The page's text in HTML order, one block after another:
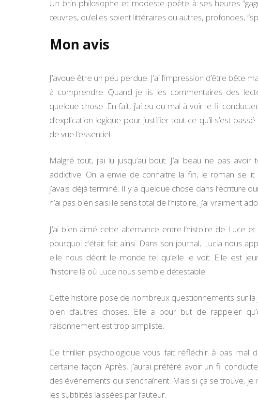
Un brin philosophe et modeste poète à ses heures
œuvres, qu’elles soient littéraires ou autres, profondes,
Mon avis
J’avoue être un peu perdue. J’ai l’impression d’être bête
à comprendre. Quand je lis les commentaires des
quelque chose. En fait, j’ai eu du mal à voir le fil
d’explication logique pour justifier tout ce qu’il s’est
de vue l’essentiel.
Malgré tout, j’ai lu jusqu’au bout. J’ai beau ne pas
addictive. On a envie de connaitre la fin, le roman se
j’avais déjà terminé. Il y a quelque chose dans l’écriture
n’ai pas bien saisi le sens total de l’histoire, j’ai vraiment
J’ai bien aimé cette alternance entre l’histoire de Luce
pourquoi c’était fait ainsi. Dans son journal, Lucia nous
elle nous décrit le monde tel qu’elle le voit. Elle est
l’histoire là où Luce nous semble détestable.
Cette histoire pose de nombreux questionnements sur
bien d’autres choses. Elle a pour but de rappeler
raisonnement est trop simpliste.
Ce thriller psychologique vous fait réfléchir à pas mal
certaine façon. Après, j’aurai préféré avoir un fil
des événements qui s’enchaînent. Mais si ça se trouve,
les subtilités laissées par l’auteur.